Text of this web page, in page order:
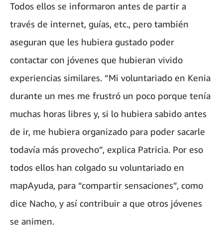
Todos ellos se informaron antes de partir a
través de internet, guías, etc., pero también
aseguran que les hubiera gustado poder
contactar con jóvenes que hubieran vivido
experiencias similares. “Mi voluntariado en Kenia
durante un mes me frustró un poco porque tenía
muchas horas libres y, si lo hubiera sabido antes
de ir, me hubiera organizado para poder sacarle
todavía más provecho”, explica Patricia. Por eso
todos ellos han colgado su voluntariado en
mapAyuda, para “compartir sensaciones”, como
dice Nacho, y así contribuir a que otros jóvenes
se animen.